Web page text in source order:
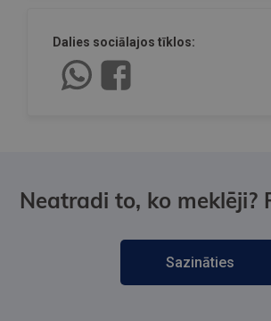
Dalies sociālajos tīklos:
Neatradi to, ko meklēji?
Sazināties